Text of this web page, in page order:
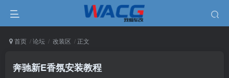
首页 论坛 改装区 正文
奔驰新E香氛安装教程